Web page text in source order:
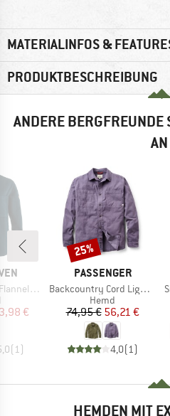
MATERIALINFOS &
PRODUKTBESCHREIBUNG
ANDERE BERGFREUNDE
AN
Preis
€
(1 )
MARKE
PASSENGER
Artikel
Backcountry Cord Light Shirt
Produktgruppe
Hemd
Preis
74,95 €reduzierter
56,21 €
4,0(1 )
Rabatt
25%
HEMDEN MIT